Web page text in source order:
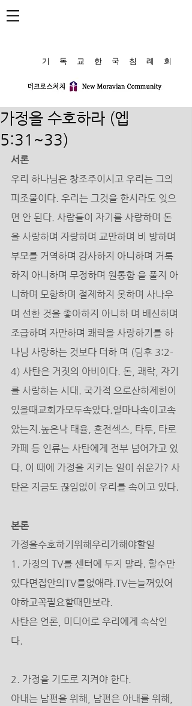
​기 독 교 한 국 침 례 회
가정을 수호하라 (엡
5:31~33)
서론
우리 하나님은 창조주이시고 우리는 그의
피조물이다. 우리는 그것을 한시라도 잊으
면 안 된다. 사람들이 자기를 사랑하며 돈
을 사랑하며 자랑하며 교만하며 비 방하며
부모를 거역하며 감사하지 아니하며 거룩
하지 아니하며 무정하며 원통함 을 풀지 아
니하며 모함하며 절제하지 못하며 사나우
며 선한 것을 좋아하지 아니하 며 배신하며
조급하며 자만하며 쾌락을 사랑하기를 하
나님 사랑하는 것보다 더하 며 (딤후 3:2-
4) 사탄은 거짓의 아비이다. 돈, 쾌락, 자기
를 사랑하는 시대. 국가적 으로산하제한이
있을때교회가모두속았다.얼마나속이고속
았는지.높은낙 태율, 혼전섹스, 타투, 타로
카페 등 인류는 사탄에게 전부 넘어가고 있
다. 이 때에 가정을 지키는 일이 쉬운가? 사
탄은 지금도 끊임없이 우리를 속이고 있다.
본론
가정을수호하기위해우리가해야할일
1. 가정의 TV를 센터에 두지 말라. 할수만
있다면집안의TV를없애라.TV는늘꺼있어
야하고꼭필요할때만보라.
사탄은 언론, 미디어로 우리에게 속삭인
다.
2. 가정을 기도로 지켜야 한다.
아내는 남편을 위해, 남편은 아내를 위해,